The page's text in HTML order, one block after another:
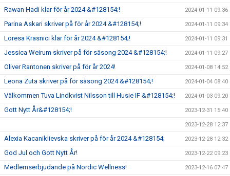
Rawan Hadi klar för år 2024 &#128154;! 2024-01-11 09:36
Parina Askari skriver på för år 2024 &#128154;! 2024-01-11 09:34
Loresa Krasnici klar för år 2024 &#128154;! 2024-01-11 09:31
Jessica Weirum skriver på för säsong 2024 &#128154;! 2024-01-11 09:27
Oliver Rantonen skriver på för år 2024! 2024-01-08 14:52
Leona Zuta skriver på för säsong 2024 &#128154;! 2024-01-04 08:40
Välkommen Tuva Lindkvist Nilsson till Husie IF &#128154;! 2024-01-03 09:20
Gott Nytt År&#128154;! 2023-12-31 15:40
2023-12-28 12:37
Alexia Kacaniklievska skriver på för år 2024 &#128154; 2023-12-28 12:32
God Jul och Gott Nytt År! 2023-12-22 09:23
Medlemserbjudande på Nordic Wellness! 2023-12-16 07:47